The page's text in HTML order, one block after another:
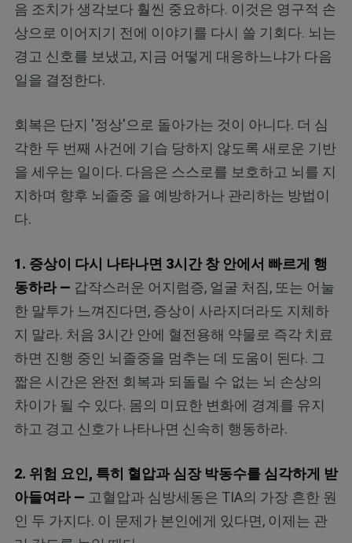
음 조치가 생각보다 훨씬 중요하다. 이것은 영구적 손
상으로 이어지기 전에 이야기를 다시 쓸 기회다. 뇌는
경고 신호를 보냈고, 지금 어떻게 대응하느냐가 다음
일을 결정한다.
회복은 단지 '정상'으로 돌아가는 것이 아니다. 더 심
각한 두 번째 사건에 기습 당하지 않도록 새로운 기반
을 세우는 일이다. 다음은 스스로를 보호하고 뇌를 지
지하며 향후 뇌졸중 을 예방하거나 관리하는 방법이
다.
1. 증상이 다시 나타나면 3시간 창 안에서 빠르게 행
동하라 — 갑작스러운 어지럼증, 얼굴 처짐, 또는 어눌
한 말투가 느껴진다면, 증상이 사라지더라도 지체하
지 말라. 처음 3시간 안에 혈전용해 약물로 즉각 치료
하면 진행 중인 뇌졸중을 멈추는 데 도움이 된다. 그
짧은 시간은 완전 회복과 되돌릴 수 없는 뇌 손상의
차이가 될 수 있다. 몸의 미묘한 변화에 경계를 유지
하고 경고 신호가 나타나면 신속히 행동하라.
2. 위험 요인, 특히 혈압과 심장 박동수를 심각하게 받
아들여라 — 고혈압과 심방세동은 TIA의 가장 흔한 원
인 두 가지다. 이 문제가 본인에게 있다면, 이제는 관